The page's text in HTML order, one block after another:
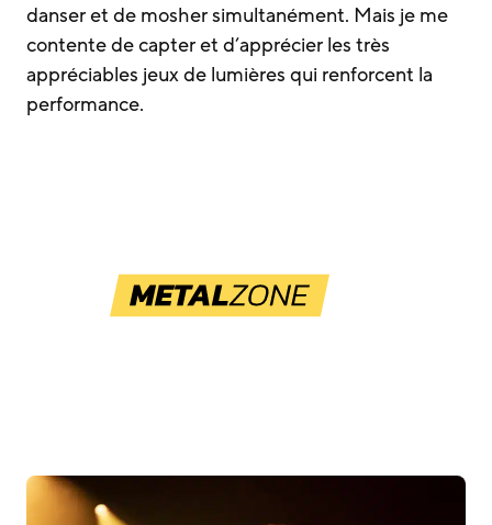
danser et de mosher simultanément. Mais je me
contente de capter et d’apprécier les très
appréciables jeux de lumières qui renforcent la
performance.